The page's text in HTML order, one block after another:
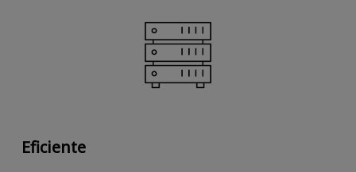
Eficiente